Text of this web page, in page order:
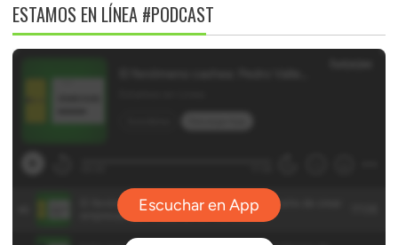
ESTAMOS EN LÍNEA #PODCAST